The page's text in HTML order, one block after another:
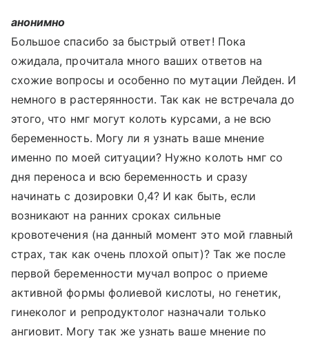
анонимно
Большое спасибо за быстрый ответ! Пока
ожидала, прочитала много ваших ответов на
схожие вопросы и особенно по мутации Лейден. И
немного в растерянности. Так как не встречала до
этого, что нмг могут колоть курсами, а не всю
беременность. Могу ли я узнать ваше мнение
именно по моей ситуации? Нужно колоть нмг со
дня переноса и всю беременность и сразу
начинать с дозировки 0,4? И как быть, если
возникают на ранних сроках сильные
кровотечения (на данный момент это мой главный
страх, так как очень плохой опыт)? Так же после
первой беременности мучал вопрос о приеме
активной формы фолиевой кислоты, но генетик,
гинеколог и репродуктолог назначали только
ангиовит. Могу так же узнать ваше мнение по